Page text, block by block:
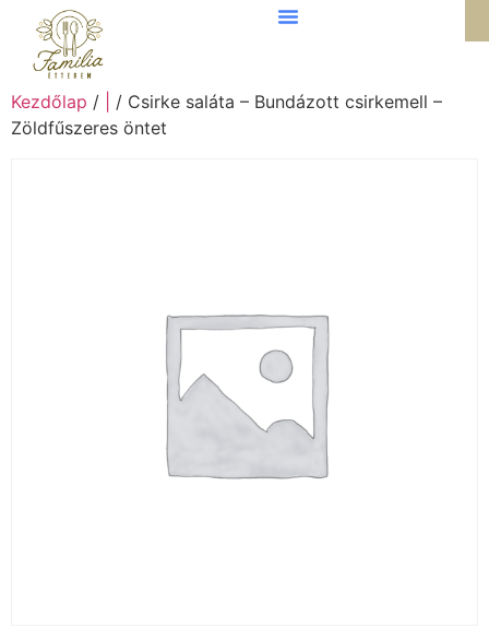
Kezdőlap /
/ Csirke saláta – Bundázott csirkemell –
Zöldfűszeres öntet